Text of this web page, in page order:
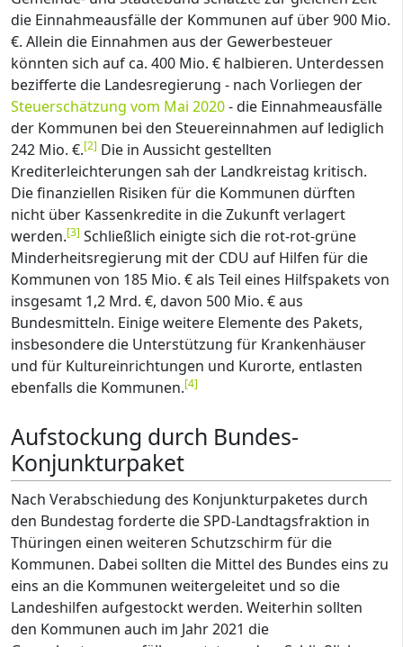
die Einnahmeausfälle der Kommunen auf über 900 Mio.
€. Allein die Einnahmen aus der Gewerbesteuer
könnten sich auf ca. 400 Mio. € halbieren. Unterdessen
bezifferte die Landesregierung - nach Vorliegen der
Steuerschätzung vom Mai 2020- die Einnahmeausfälle
der Kommunen bei den Steuereinnahmen auf lediglich
242 Mio. €.[2] Die in Aussicht gestellten
Krediterleichterungen sah der Landkreistag kritisch.
Die finanziellen Risiken für die Kommunen dürften
nicht über Kassenkredite in die Zukunft verlagert
werden.[3] Schließlich einigte sich die rot-rot-grüne
Minderheitsregierung mit der CDU auf Hilfen für die
Kommunen von 185 Mio. € als Teil eines Hilfspakets von
insgesamt 1,2 Mrd. €, davon 500 Mio. € aus
Bundesmitteln. Einige weitere Elemente des Pakets,
insbesondere die Unterstützung für Krankenhäuser
und für Kultureinrichtungen und Kurorte, entlasten
ebenfalls die Kommunen.[4]
Aufstockung durch Bundes-
Konjunkturpaket
Nach Verabschiedung des Konjunkturpaketes durch
den Bundestag forderte die SPD-Landtagsfraktion in
Thüringen einen weiteren Schutzschirm für die
Kommunen. Dabei sollten die Mittel des Bundes eins zu
eins an die Kommunen weitergeleitet und so die
Landeshilfen aufgestockt werden. Weiterhin sollten
den Kommunen auch im Jahr 2021 die